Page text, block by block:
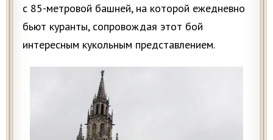
с 85-метровой башней, на которой ежедневно
бьют куранты, сопровождая этот бой
интересным кукольным представлением.